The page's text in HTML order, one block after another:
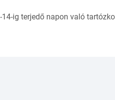
ig terjedő napon való